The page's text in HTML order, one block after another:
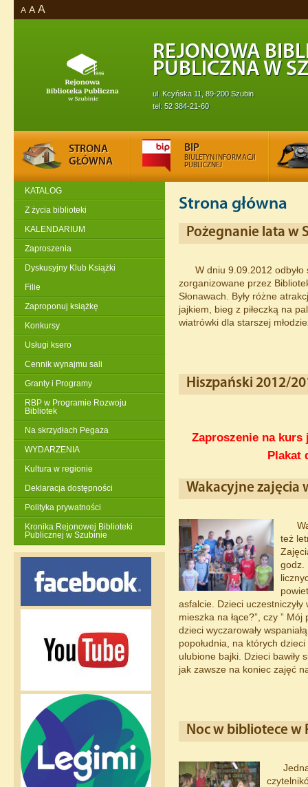
A A A
REJONOWA
PUBLICZNA W
ul. Kcyńska 11, 89-200 Szubin
tel: 52 384-21-60
STRONA
GŁÓWNA
BIP
BIULETYN INFORMACJI
PUBLICZNEJ
KATALOG
Z życia biblioteki
KALENDARIUM
Zaproszenia
Dyskusyjny Klub Książki
Filie
Zaproponuj książkę
Konkursy
Usługi ksero
Cennik wynajmu sali
Granty i Programy
RBP w Programie Rozwoju
Bibliotek
Na skrzydłach Pegaza
WYDARZENIA
Kultura w regionie
Deklaracja dostępności
Polityka prywatności
Kronika Rejonowej Biblioteki
Publicznej w Szubinie
Strona główna
Pożegnanie lata w
W dniu 9.09.2012 odbyło
zorganizowane przez
Słonawach. Były różne
jajkiem, bieg z piłeczką na
wiatrówki dla starszej
Hiszpański 2012/
Zaproszenie na kurs
Plakat
Wakacyjne zajęcia
też
godz.
asfalcie. Dzieci
mieszka na łące?”, czy ”
dzieci wyczarowały
popołudnia, na których
ulubione bajki. Dzieci bawiły
jak zawsze na koniec zajęć
Noc w bibliotece w